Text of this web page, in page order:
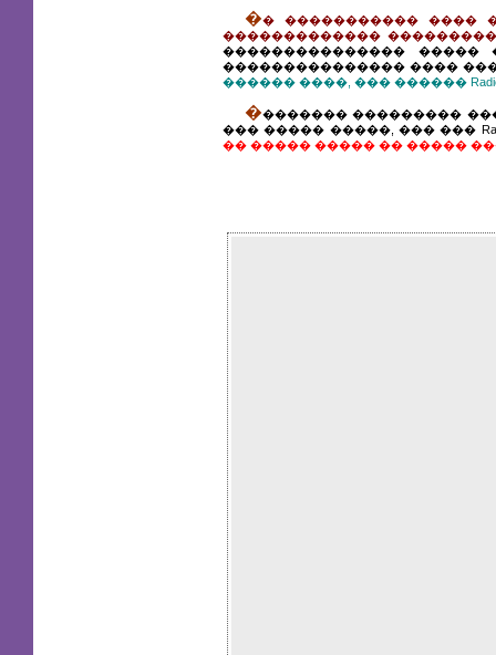
�� ����������� ����
�������������
���������������
��������������� ����
������ ����, ��� ������
�������� ���������
��� ����� �����, ��� ���
�� ����� ����� �� �����